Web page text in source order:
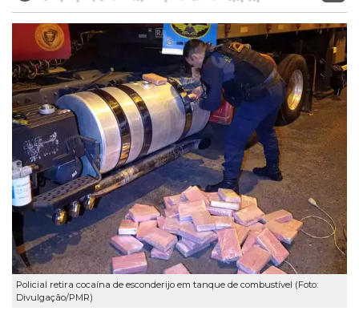
Policial retira cocaína de esconderijo em tanque de combustível (Foto:
Divulgação/PMR)